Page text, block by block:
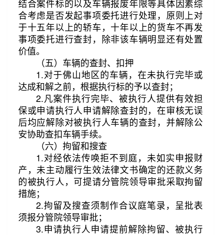
结合案件标的以及车辆报废年限等具体因素综
合考虑是否发起事项委托进行处理，原则上对
于十五年以上的轿车，十年以上的货车不再发
事项委托进行查封，除非该车辆明显还有处置
价值。
（五）车辆的查封、扣押
1.对于佛山地区的车辆，在未执行完毕或
达成和解之前，根据执行标的予以查封；
2.凡案件执行完毕、被执行人提供有效担
保或申请执行人申请解除查封的，在审核无误
后均应解除对被执行人车辆的查封，并解除公
安协助查扣车辆手续。
（六）拘留和搜查
1.对经依法传唤拒不到庭，未如实申报财
产，未主动履行生效法律文书确定的还款义务
的被执行人，可提请分管院领导审批采取拘留
措施；
2.拘留及搜查须制作合议庭笔录，呈批表
须报分管院领导审批；
3.申请执行人申请提前解除拘留、被执行